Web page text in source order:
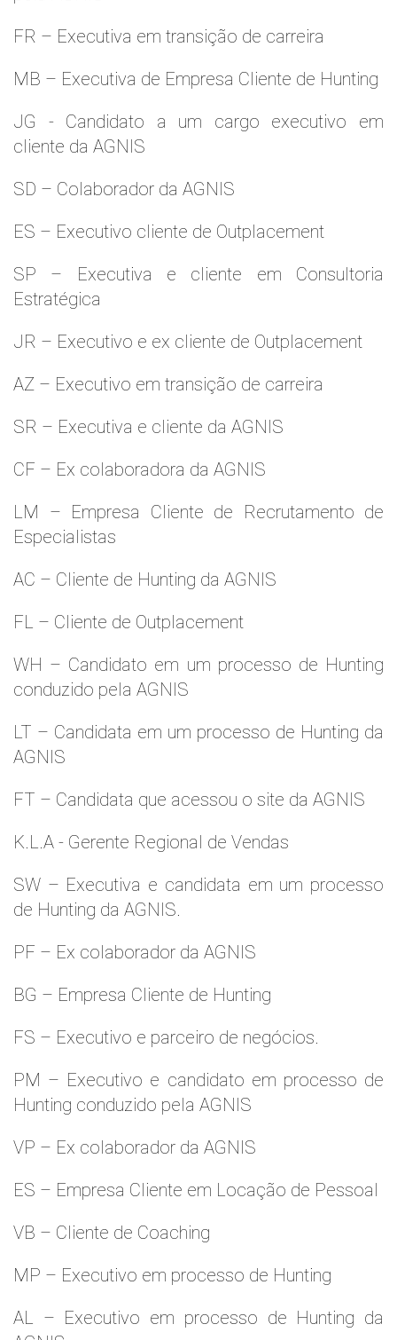
FR – Executiva em transição de carreira
MB – Executiva de Empresa Cliente de Hunting
JG - Candidato a um cargo executivo em
cliente da AGNIS
SD – Colaborador da AGNIS
ES – Executivo cliente de Outplacement
SP – Executiva e cliente em Consultoria
Estratégica
JR – Executivo e ex cliente de Outplacement
AZ – Executivo em transição de carreira
SR – Executiva e cliente da AGNIS
CF – Ex colaboradora da AGNIS
LM – Empresa Cliente de Recrutamento de
Especialistas
AC – Cliente de Hunting da AGNIS
FL – Cliente de Outplacement
WH – Candidato em um processo de Hunting
conduzido pela AGNIS
LT – Candidata em um processo de Hunting da
AGNIS
FT – Candidata que acessou o site da AGNIS
K.L.A - Gerente Regional de Vendas
SW – Executiva e candidata em um processo
de Hunting da AGNIS.
PF – Ex colaborador da AGNIS
BG – Empresa Cliente de Hunting
FS – Executivo e parceiro de negócios.
PM – Executivo e candidato em processo de
Hunting conduzido pela AGNIS
VP – Ex colaborador da AGNIS
ES – Empresa Cliente em Locação de Pessoal
VB – Cliente de Coaching
MP – Executivo em processo de Hunting
AL – Executivo em processo de Hunting da